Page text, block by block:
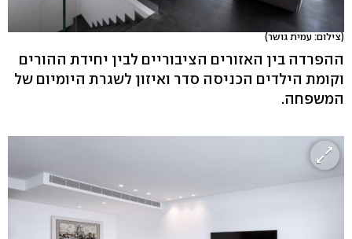
(צילום: עמית גושר)
ההפרדה בין האזורים הציבוריים לבין יחידת ההורים
וקומת הילדים הכניסה סדר ואיזון לשגרת היומיום של
המשפחה.